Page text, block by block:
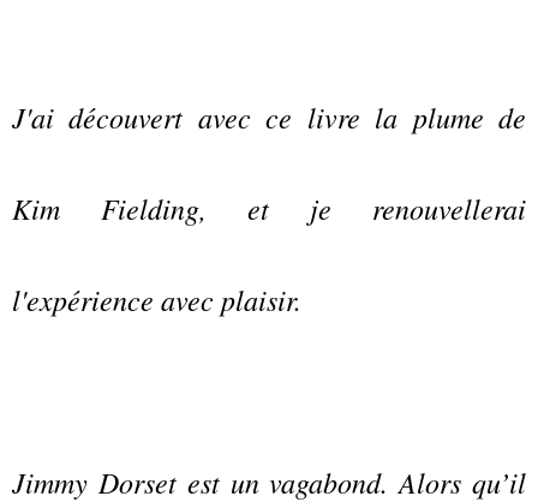
J'ai découvert avec ce livre la plume de
Kim Fielding, et je renouvellerai
l'expérience avec plaisir.
Jimmy Dorset est un vagabond. Alors qu’il